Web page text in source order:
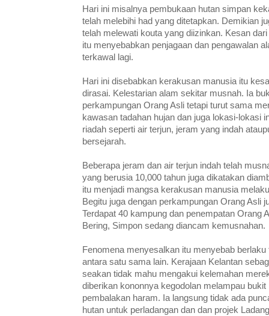
Hari ini misalnya pembukaan hutan simpan
telah melebihi had yang ditetapkan. Demikian
telah melewati kouta yang diizinkan. Kesan
itu menyebabkan penjagaan dan pengawalan
terkawal lagi.
Hari ini disebabkan kerakusan manusia itu
dirasai. Kelestarian alam sekitar musnah. Ia
perkampungan Orang Asli tetapi turut sama
kawasan tadahan hujan dan juga lokasi-lokasi
riadah seperti air terjun, jeram yang indah
bersejarah.
Beberapa jeram dan air terjun indah telah
yang berusia 10,000 tahun juga dikatakan
itu menjadi mangsa kerakusan manusia
Begitu juga dengan perkampungan Orang Asli
Terdapat 40 kampung dan penempatan Orang
Bering, Simpon sedang diancam kemusnahan.
Fenomena menyesalkan itu menyebab berlaku
antara satu sama lain. Kerajaan Kelantan
seakan tidak mahu mengakui kelemahan
diberikan kononnya kegodolan melampau
pembalakan haram. Ia langsung tidak ada
hutan untuk perladangan dan dan projek